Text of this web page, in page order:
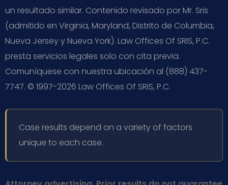
un resultado similar. Contenido revisado por Mr. Sris
(admitido en Virginia, Maryland, Distrito de Columbia,
Nueva Jersey y Nueva York). Law Offices Of SRIS, P.C.
presta servicios legales solo con cita previa.
Comuníquese con nuestra ubicación al (888) 437-
7747. © 1997-2026 Law Offices Of SRIS, P.C.
Case results depend on a variety of factors
unique to each case.